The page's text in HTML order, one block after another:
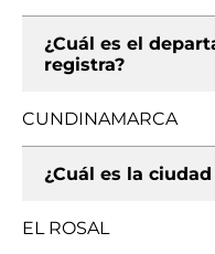
¿Cuál es el
registra?
CUNDINAMARCA
¿Cuál es la
EL ROSAL